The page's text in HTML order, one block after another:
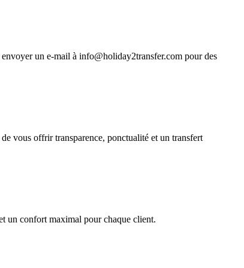
un e-mail à info@holiday2transfer.com pour des
vous offrir transparence, ponctualité et un transfert
un confort maximal pour chaque client.